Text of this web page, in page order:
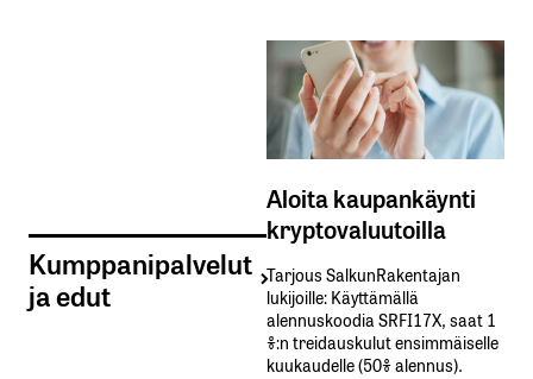
Kumppanipalvelut
ja edut
Aloita kaupankäynti
kryptovaluutoilla
Tarjous SalkunRakentajan
lukijoille: Käyttämällä​ ​
alennuskoodia​ ​SRFI17X,​ ​saat​ ​1
%:n treidauskulut​ ​ensimmäiselle​ ​
kuukaudelle​ ​(50%​ ​alennus).